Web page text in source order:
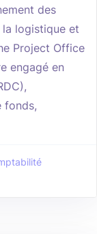
des
logistique et
Project Office
engagé en
fonds,